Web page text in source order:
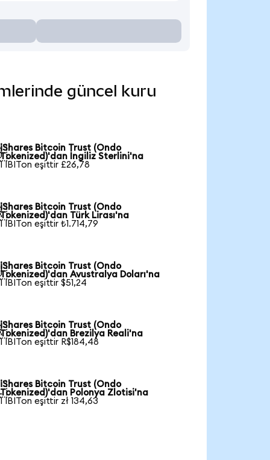
güncel kuru
iShares Bitcoin Trust (Ondo
Tokenized)'dan İngiliz Sterlini'na
1 IBITon eşittir £26,78
iShares Bitcoin Trust (Ondo
Tokenized)'dan Türk Lirası'na
1 IBITon eşittir ₺1.714,79
iShares Bitcoin Trust (Ondo
Tokenized)'dan Avustralya Doları'na
1 IBITon eşittir $51,24
iShares Bitcoin Trust (Ondo
Tokenized)'dan Brezilya Reali'na
1 IBITon eşittir R$184,48
iShares Bitcoin Trust (Ondo
Tokenized)'dan Polonya Zlotisi'na
1 IBITon eşittir zł 134,63